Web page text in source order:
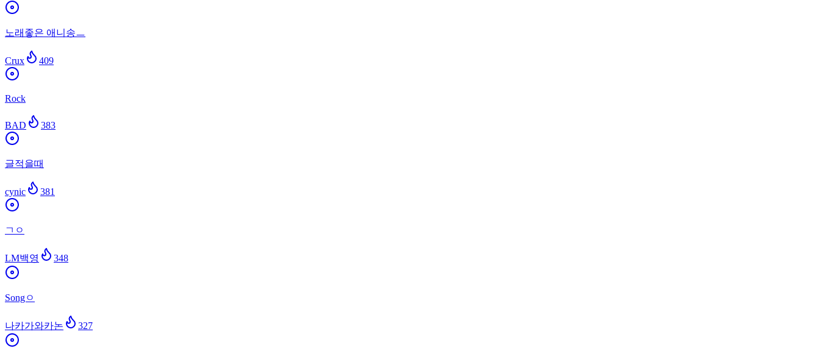
노래좋은 애니송ㅡ
Crux 409
Rock
BAD 383
글적을때
cynic 381
ㄱㅇ
LM백영 348
Songㅇ
나카가와카논 327